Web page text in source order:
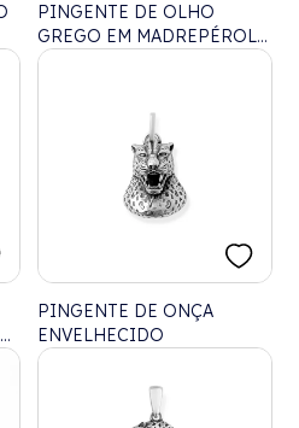
PINGENTE DE OLHO
GREGO EM MADREPÉROLA
GRANDE
PINGENTE DE ONÇA
ENVELHECIDO